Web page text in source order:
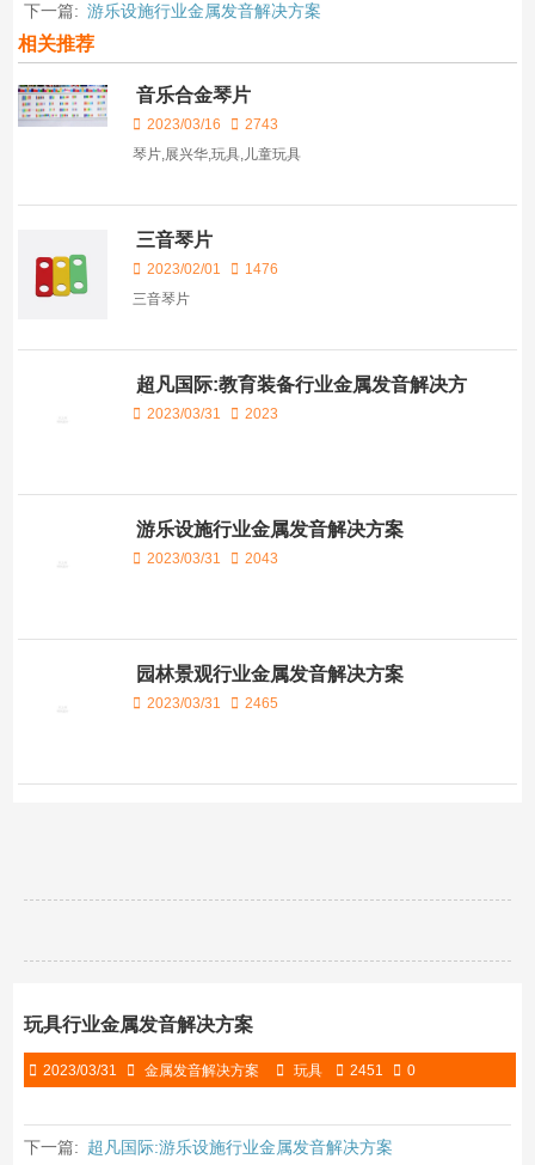
下一篇: 游乐设施行业金属发音解决方案
相关推荐
音乐合金琴片
2023/03/16
2743
琴片,展兴华,玩具,儿童玩具
三音琴片
2023/02/01
1476
三音琴片
超凡国际:教育装备行业金属发音解决方
案2023/03/31 2023
游乐设施行业金属发音解决方案
2023/03/31 2043
园林景观行业金属发音解决方案
2023/03/31 2465
玩具行业金属发音解决方案
2023/03/31 金属发音解决方案 玩具 2451 0
下一篇: 超凡国际:游乐设施行业金属发音解决方案